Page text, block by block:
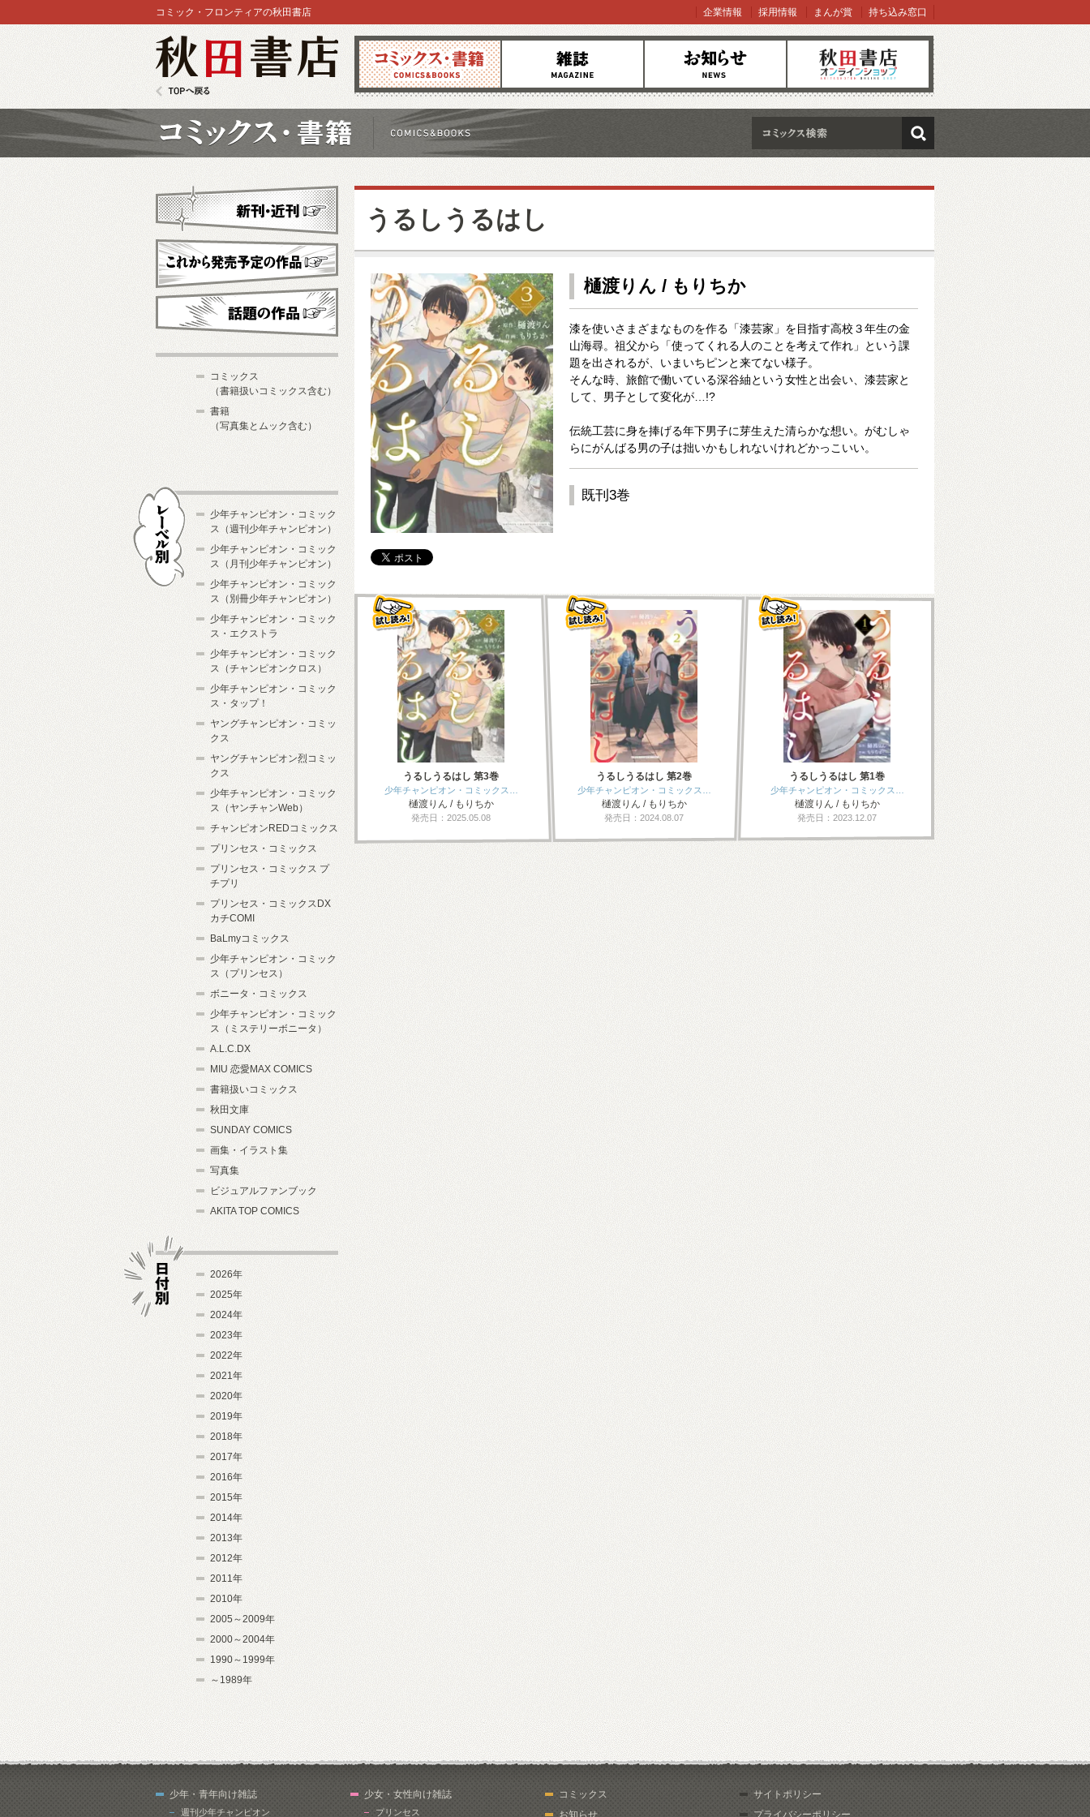
コミックス 雑誌 お知らせ オンラインショップ
コミック・フロンティアの秋田書店 企業情報 採用情報 まんが賞 持ち込み窓口
検索
うるしうるはし
樋渡りん / もりちか
漆を使いさまざまなものを作る「漆芸家」を目指す高校３年生の金
山海尋。祖父から「使ってくれる人のことを考えて作れ」という課
題を出されるが、いまいちピンと来てない様子。
そんな時、旅館で働いている深谷紬という女性と出会い、漆芸家と
して、男子として変化が…!?
伝統工芸に身を捧げる年下男子に芽生えた清らかな想い。がむしゃ
らにがんばる男の子は拙いかもしれないけれどかっこいい。
既刊3巻
うるしうるはし 第3巻
少年チャンピオン・コミックス…
樋渡りん / もりちか
発売日：2025.05.08
うるしうるはし 第2巻
少年チャンピオン・コミックス…
樋渡りん / もりちか
発売日：2024.08.07
うるしうるはし 第1巻
少年チャンピオン・コミックス…
樋渡りん / もりちか
発売日：2023.12.07
新刊・近刊
これから発売予定
コミックス
（書籍扱いコミックス含む）
書籍
（写真集とムック含む）
少年チャンピオン・コミック
ス（週刊少年チャンピオン）
少年チャンピオン・コミック
ス（月刊少年チャンピオン）
少年チャンピオン・コミック
ス（別冊少年チャンピオン）
少年チャンピオン・コミック
ス・エクストラ
少年チャンピオン・コミック
ス（チャンピオンクロス）
少年チャンピオン・コミック
ス・タップ！
ヤングチャンピオン・コミッ
クス
ヤングチャンピオン烈コミッ
クス
少年チャンピオン・コミック
ス（ヤンチャンWeb）
チャンピオンREDコミックス
プリンセス・コミックス
プリンセス・コミックス プ
チプリ
プリンセス・コミックスDX
カチCOMI
BaLmyコミックス
少年チャンピオン・コミック
ス（プリンセス）
ボニータ・コミックス
少年チャンピオン・コミック
ス（ミステリーボニータ）
A.L.C.DX
MIU 恋愛MAX COMICS
書籍扱いコミックス
秋田文庫
SUNDAY COMICS
画集・イラスト集
写真集
ビジュアルファンブック
AKITA TOP COMICS
2026年
2025年
2024年
2023年
2022年
2021年
2020年
2019年
2018年
2017年
2016年
2015年
2014年
2013年
2012年
2011年
2010年
2005～2009年
2000～2004年
1990～1999年
～1989年
少年・青年向け雑誌
週刊少年チャンピオン
少女・女性向け雑誌
プリンセス
コミックス
お知らせ
サイトポリシー
プライバシーポリシー